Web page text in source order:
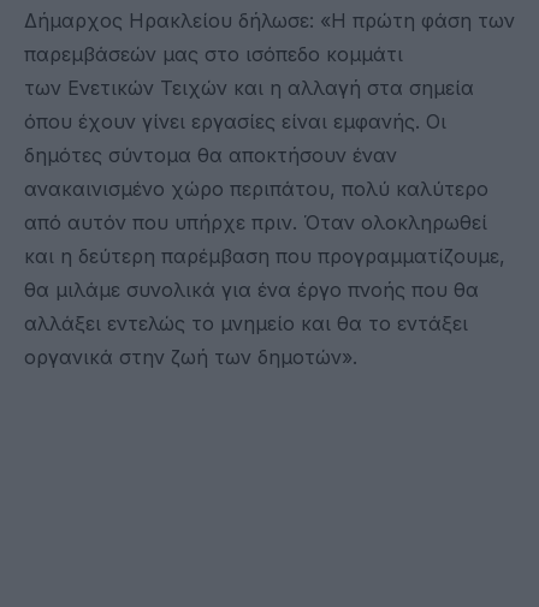
Δήμαρχος Ηρακλείου δήλωσε: «Η πρώτη φάση των
παρεμβάσεών μας στο ισόπεδο κομμάτι
των Ενετικών Τειχών και η αλλαγή στα σημεία
όπου έχουν γίνει εργασίες είναι εμφανής. Οι
δημότες σύντομα θα αποκτήσουν έναν
ανακαινισμένο χώρο περιπάτου, πολύ καλύτερο
από αυτόν που υπήρχε πριν. Όταν ολοκληρωθεί
και η δεύτερη παρέμβαση που προγραμματίζουμε,
θα μιλάμε συνολικά για ένα έργο πνοής που θα
αλλάξει εντελώς το μνημείο και θα το εντάξει
οργανικά στην ζωή των δημοτών».